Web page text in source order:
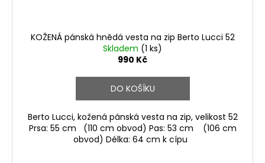
KOŽENÁ pánská hnědá vesta na zip Berto Lucci 52
Skladem (1 ks)
990 Kč
DO KOŠÍKU
Berto Lucci, kožená pánská vesta na zip, velikost 52
Prsa: 55 cm (110 cm obvod) Pas: 53 cm (106 cm
obvod) Délka: 64 cm k cípu